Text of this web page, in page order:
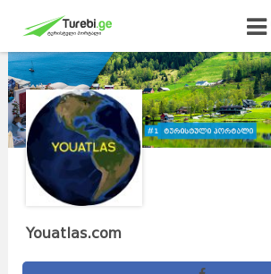
Youatlas.com